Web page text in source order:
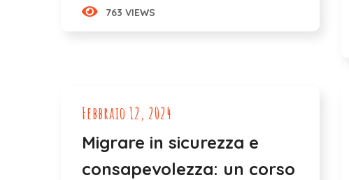
763 VIEWS
Febbraio 12, 2024
Migrare in sicurezza e
consapevolezza: un corso